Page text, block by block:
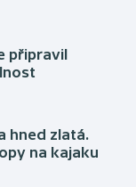
připravil
hned zlatá.
na kajaku